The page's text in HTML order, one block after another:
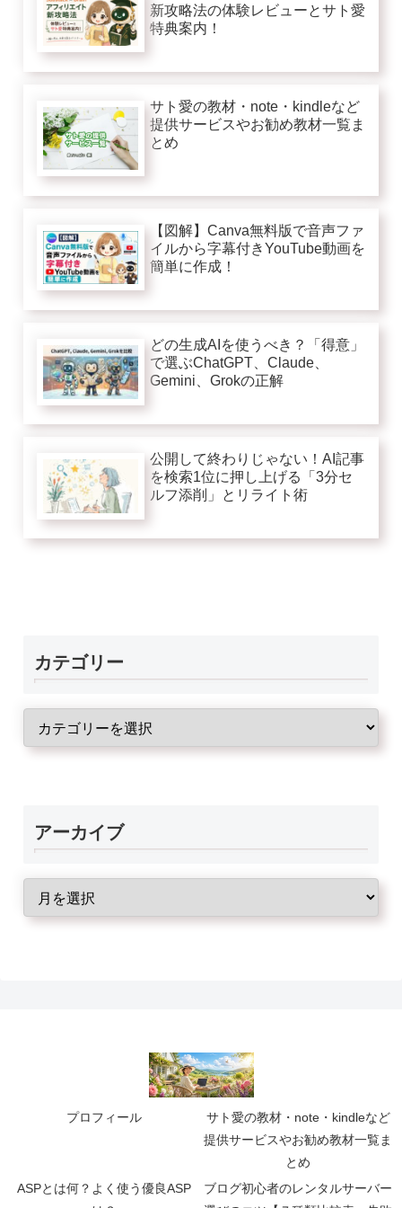
新攻略法の体験レビューとサト愛
特典案内！
サト愛の教材・note・kindleなど
提供サービスやお勧め教材一覧ま
とめ
【図解】Canva無料版で音声ファ
イルから字幕付きYouTube動画を
簡単に作成！
どの生成AIを使うべき？「得意」
で選ぶChatGPT、Claude、
Gemini、Grokの正解
公開して終わりじゃない！AI記事
を検索1位に押し上げる「3分セ
ルフ添削」とリライト術
カテゴリー
アーカイブ
プロフィール
サト愛の教材・note・kindleなど
提供サービスやお勧め教材一覧ま
とめ
ASPとは何？よく使う優良ASP
ブログ初心者のレンタルサーバー